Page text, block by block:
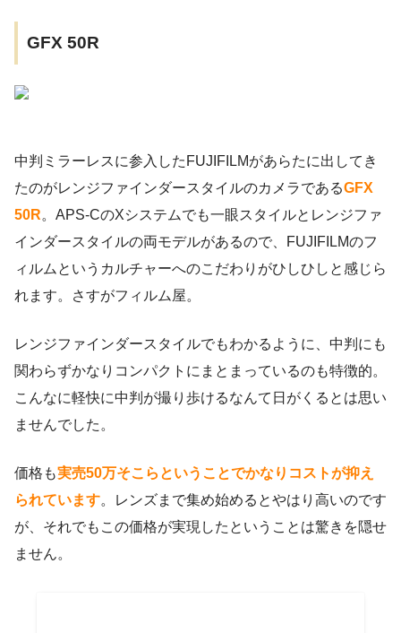
GFX 50R
中判ミラーレスに参入したFUJIFILMがあらたに出してき
たのがレンジファインダースタイルのカメラであるGFX
50R。APS-CのXシステムでも一眼スタイルとレンジファ
インダースタイルの両モデルがあるので、FUJIFILMのフ
ィルムというカルチャーへのこだわりがひしひしと感じら
れます。さすがフィルム屋。
レンジファインダースタイルでもわかるように、中判にも
関わらずかなりコンパクトにまとまっているのも特徴的。
こんなに軽快に中判が撮り歩けるなんて日がくるとは思い
ませんでした。
価格も実売50万そこらということでかなりコストが抑え
られています。レンズまで集め始めるとやはり高いのです
が、それでもこの価格が実現したということは驚きを隠せ
ません。